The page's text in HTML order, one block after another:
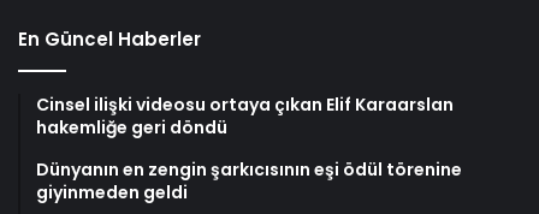
En Güncel Haberler
Cinsel ilişki videosu ortaya çıkan Elif Karaarslan
hakemliğe geri döndü
Dünyanın en zengin şarkıcısının eşi ödül törenine
giyinmeden geldi